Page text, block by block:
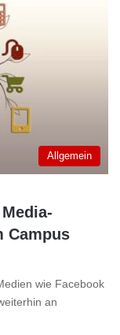
Allgemein
Campus
wie Facebook
an